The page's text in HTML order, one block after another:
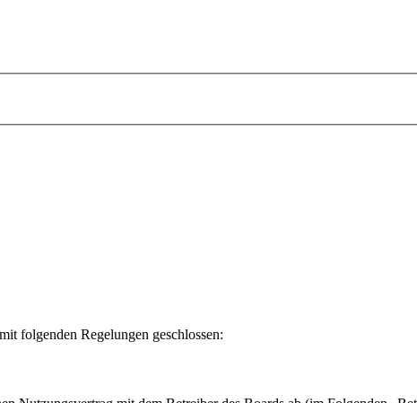
folgenden Regelungen geschlossen: